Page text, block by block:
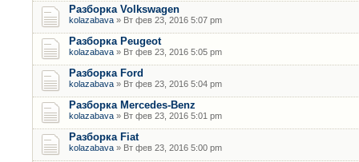
Разборка Volkswagen
kolazabava » Вт фев 23, 2016 5:07 pm
Разборка Peugeot
kolazabava » Вт фев 23, 2016 5:05 pm
Разборка Ford
kolazabava » Вт фев 23, 2016 5:04 pm
Разборка Mercedes-Benz
kolazabava » Вт фев 23, 2016 5:01 pm
Разборка Fiat
kolazabava » Вт фев 23, 2016 5:00 pm